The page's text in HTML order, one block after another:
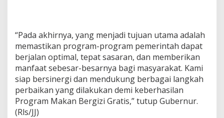
“Pada akhirnya, yang menjadi tujuan utama adalah
memastikan program-program pemerintah dapat
berjalan optimal, tepat sasaran, dan memberikan
manfaat sebesar-besarnya bagi masyarakat. Kami
siap bersinergi dan mendukung berbagai langkah
perbaikan yang dilakukan demi keberhasilan
Program Makan Bergizi Gratis,” tutup Gubernur.
(Rls/JJ)